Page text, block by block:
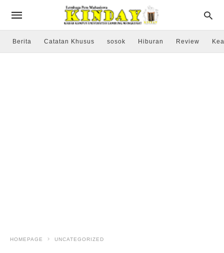
Berita Catatan Khusus sosok Hiburan Review
HOMEPAGE UNCATEGORIZED